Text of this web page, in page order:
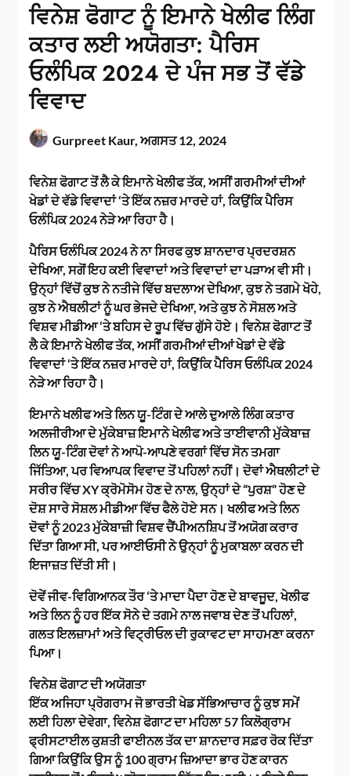
ਵਿਨੇਸ਼ ਫੋਗਾਟ ਨੂੰ ਇਮਾਨੇ ਖੇਲੀਫ ਲਿੰਗ
ਕਤਾਰ ਲਈ ਅਯੋਗਤਾ: ਪੈਰਿਸ
ਓਲੰਪਿਕ 2024 ਦੇ ਪੰਜ ਸਭ ਤੋਂ ਵੱਡੇ
ਵਿਵਾਦ
Gurpreet Kaur,ਅਗਸਤ 12, 2024
ਵਿਨੇਸ਼ ਫੋਗਾਟ ਤੋਂ ਲੈ ਕੇ ਇਮਾਨੇ ਖੇਲੀਫ ਤੱਕ, ਅਸੀਂ ਗਰਮੀਆਂ ਦੀਆਂ
ਖੇਡਾਂ ਦੇ ਵੱਡੇ ਵਿਵਾਦਾਂ ‘ਤੇ ਇੱਕ ਨਜ਼ਰ ਮਾਰਦੇ ਹਾਂ, ਕਿਉਂਕਿ ਪੈਰਿਸ
ਓਲੰਪਿਕ 2024 ਨੇੜੇ ਆ ਰਿਹਾ ਹੈ।
ਪੈਰਿਸ ਓਲੰਪਿਕ 2024 ਨੇ ਨਾ ਸਿਰਫ ਕੁਝ ਸ਼ਾਨਦਾਰ ਪ੍ਰਦਰਸ਼ਨ
ਦੇਖਿਆ, ਸਗੋਂ ਇਹ ਕਈ ਵਿਵਾਦਾਂ ਅਤੇ ਵਿਵਾਦਾਂ ਦਾ ਪੜਾਅ ਵੀ ਸੀ।
ਉਨ੍ਹਾਂ ਵਿੱਚੋਂ ਕੁਝ ਨੇ ਨਤੀਜੇ ਵਿੱਚ ਬਦਲਾਅ ਦੇਖਿਆ, ਕੁਝ ਨੇ ਤਗਮੇ ਖੋਹੇ,
ਕੁਝ ਨੇ ਐਥਲੀਟਾਂ ਨੂੰ ਘਰ ਭੇਜਦੇ ਦੇਖਿਆ, ਅਤੇ ਕੁਝ ਨੇ ਸੋਸ਼ਲ ਅਤੇ
ਵਿਸ਼ਵ ਮੀਡੀਆ ‘ਤੇ ਬਹਿਸ ਦੇ ਰੂਪ ਵਿੱਚ ਗੁੱਸੇ ਹੋਏ। ਵਿਨੇਸ਼ ਫੋਗਾਟ ਤੋਂ
ਲੈ ਕੇ ਇਮਾਨੇ ਖੇਲੀਫ ਤੱਕ, ਅਸੀਂ ਗਰਮੀਆਂ ਦੀਆਂ ਖੇਡਾਂ ਦੇ ਵੱਡੇ
ਵਿਵਾਦਾਂ ‘ਤੇ ਇੱਕ ਨਜ਼ਰ ਮਾਰਦੇ ਹਾਂ, ਕਿਉਂਕਿ ਪੈਰਿਸ ਓਲੰਪਿਕ 2024
ਨੇੜੇ ਆ ਰਿਹਾ ਹੈ।
ਇਮਾਨੇ ਖਲੀਫ ਅਤੇ ਲਿਨ ਯੂ-ਟਿੰਗ ਦੇ ਆਲੇ ਦੁਆਲੇ ਲਿੰਗ ਕਤਾਰ
ਅਲਜੀਰੀਆ ਦੇ ਮੁੱਕੇਬਾਜ਼ ਇਮਾਨੇ ਖੇਲੀਫ ਅਤੇ ਤਾਈਵਾਨੀ ਮੁੱਕੇਬਾਜ਼
ਲਿਨ ਯੂ-ਟਿੰਗ ਦੋਵਾਂ ਨੇ ਆਪੋ-ਆਪਣੇ ਵਰਗਾਂ ਵਿੱਚ ਸੋਨ ਤਮਗਾ
ਜਿੱਤਿਆ, ਪਰ ਵਿਆਪਕ ਵਿਵਾਦ ਤੋਂ ਪਹਿਲਾਂ ਨਹੀਂ। ਦੋਵਾਂ ਐਥਲੀਟਾਂ ਦੇ
ਸਰੀਰ ਵਿੱਚ XY ਕ੍ਰੋਮੋਸੋਮ ਹੋਣ ਦੇ ਨਾਲ, ਉਨ੍ਹਾਂ ਦੇ “ਪੁਰਸ਼” ਹੋਣ ਦੇ
ਦੋਸ਼ ਸਾਰੇ ਸੋਸ਼ਲ ਮੀਡੀਆ ਵਿੱਚ ਫੈਲੇ ਹੋਏ ਸਨ। ਖਲੀਫ ਅਤੇ ਲਿਨ
ਦੋਵਾਂ ਨੂੰ 2023 ਮੁੱਕੇਬਾਜ਼ੀ ਵਿਸ਼ਵ ਚੈਂਪੀਅਨਸ਼ਿਪ ਤੋਂ ਅਯੋਗ ਕਰਾਰ
ਦਿੱਤਾ ਗਿਆ ਸੀ, ਪਰ ਆਈਓਸੀ ਨੇ ਉਨ੍ਹਾਂ ਨੂੰ ਮੁਕਾਬਲਾ ਕਰਨ ਦੀ
ਇਜਾਜ਼ਤ ਦਿੱਤੀ ਸੀ।
ਦੋਵੇਂ ਜੀਵ-ਵਿਗਿਆਨਕ ਤੌਰ ‘ਤੇ ਮਾਦਾ ਪੈਦਾ ਹੋਣ ਦੇ ਬਾਵਜੂਦ, ਖੇਲੀਫ
ਅਤੇ ਲਿਨ ਨੂੰ ਹਰ ਇੱਕ ਸੋਨੇ ਦੇ ਤਗਮੇ ਨਾਲ ਜਵਾਬ ਦੇਣ ਤੋਂ ਪਹਿਲਾਂ,
ਗਲਤ ਇਲਜ਼ਾਮਾਂ ਅਤੇ ਵਿਟ੍ਰੀਓਲ ਦੀ ਰੁਕਾਵਟ ਦਾ ਸਾਹਮਣਾ ਕਰਨਾ
ਪਿਆ।
ਵਿਨੇਸ਼ ਫੋਗਾਟ ਦੀ ਅਯੋਗਤਾ
ਇੱਕ ਅਜਿਹਾ ਪ੍ਰੋਗਰਾਮ ਜੋ ਭਾਰਤੀ ਖੇਡ ਸੱਭਿਆਚਾਰ ਨੂੰ ਕੁਝ ਸਮੇਂ
ਲਈ ਹਿਲਾ ਦੇਵੇਗਾ, ਵਿਨੇਸ਼ ਫੋਗਾਟ ਦਾ ਮਹਿਲਾ 57 ਕਿਲੋਗ੍ਰਾਮ
ਫ੍ਰੀਸਟਾਈਲ ਕੁਸ਼ਤੀ ਫਾਈਨਲ ਤੱਕ ਦਾ ਸ਼ਾਨਦਾਰ ਸਫ਼ਰ ਰੋਕ ਦਿੱਤਾ
ਗਿਆ ਕਿਉਂਕਿ ਉਸ ਨੂੰ 100 ਗ੍ਰਾਮ ਜ਼ਿਆਦਾ ਭਾਰ ਹੋਣ ਕਾਰਨ